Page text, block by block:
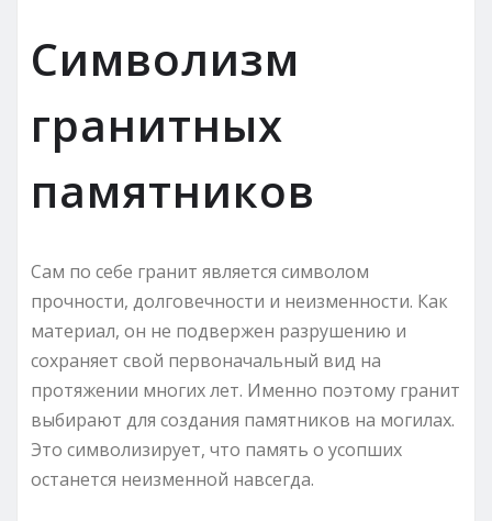
Символизм
гранитных
памятников
Сам по себе гранит является символом
прочности, долговечности и неизменности. Как
материал, он не подвержен разрушению и
сохраняет свой первоначальный вид на
протяжении многих лет. Именно поэтому гранит
выбирают для создания памятников на могилах.
Это символизирует, что память о усопших
останется неизменной навсегда.